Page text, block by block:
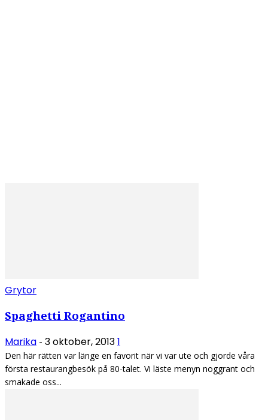
Grytor
Spaghetti Rogantino
Marika - 3 oktober, 20131
Den här rätten var länge en favorit när vi var ute och gjorde våra
första restaurangbesök på 80-talet. Vi läste menyn noggrant och
smakade oss...